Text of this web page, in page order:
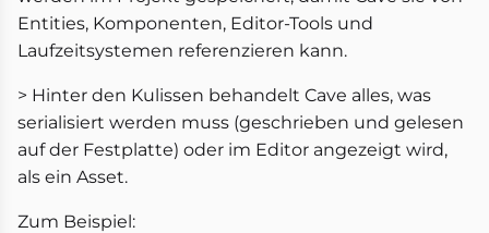
Entities, Komponenten, Editor-Tools und
Laufzeitsystemen referenzieren kann.
> Hinter den Kulissen behandelt Cave alles, was
serialisiert werden muss (geschrieben und gelesen
auf der Festplatte) oder im Editor angezeigt wird,
als ein Asset.
Zum Beispiel: